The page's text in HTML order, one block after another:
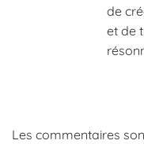
de
et de
Les commentaires